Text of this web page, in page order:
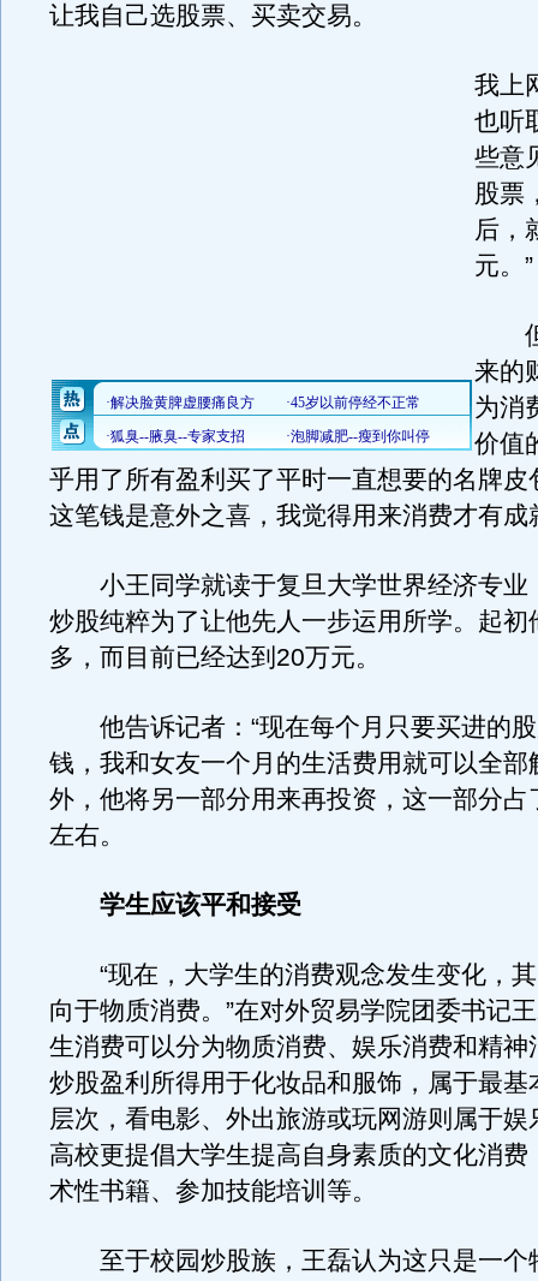
让我自己选股票、买卖交易。
我上
也听
些意
股票
后，
元。”
但
来的
为消
价值
乎用了所有盈利买了平时一直想要的名牌皮
这笔钱是意外之喜，我觉得用来消费才有成
小王同学就读于复旦大学世界经济专业
炒股纯粹为了让他先人一步运用所学。起初
多，而目前已经达到20万元。
他告诉记者：“现在每个月只要买进的股
钱，我和女友一个月的生活费用就可以全部
外，他将另一部分用来再投资，这一部分占
左右。
学生应该平和接受
“现在，大学生的消费观念发生变化，其
向于物质消费。”在对外贸易学院团委书记
生消费可以分为物质消费、娱乐消费和精神
炒股盈利所得用于化妆品和服饰，属于最基
层次，看电影、外出旅游或玩网游则属于娱
高校更提倡大学生提高自身素质的文化消费
术性书籍、参加技能培训等。
至于校园炒股族，王磊认为这只是一个